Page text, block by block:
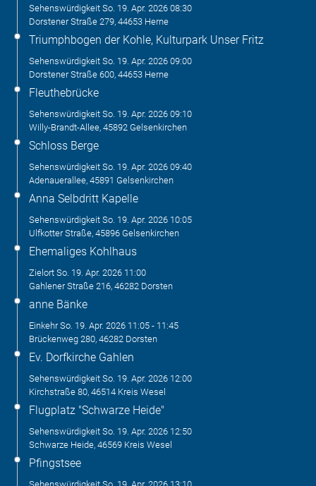
Sehenswürdigkeit So. 19. Apr. 2026 08:30
Dorstener Straße 279, 44653 Herne
Triumphbogen der Kohle, Kulturpark Unser Fritz
Sehenswürdigkeit So. 19. Apr. 2026 09:00
Dorstener Straße 600, 44653 Herne
Fleuthebrücke
Sehenswürdigkeit So. 19. Apr. 2026 09:10
Willy-Brandt-Allee, 45892 Gelsenkirchen
Schloss Berge
Sehenswürdigkeit So. 19. Apr. 2026 09:40
Adenauerallee, 45891 Gelsenkirchen
Anna Selbdritt Kapelle
Sehenswürdigkeit So. 19. Apr. 2026 10:05
Ulfkotter Straße, 45896 Gelsenkirchen
Ehemaliges Kohlhaus
Zielort So. 19. Apr. 2026 11:00
Gahlener Straße 216, 46282 Dorsten
anne Bänke
Einkehr So. 19. Apr. 2026 11:05 - 11:45
Brückenweg 280, 46282 Dorsten
Ev. Dorfkirche Gahlen
Sehenswürdigkeit So. 19. Apr. 2026 12:00
Kirchstraße 80, 46514 Kreis Wesel
Flugplatz "Schwarze Heide"
Sehenswürdigkeit So. 19. Apr. 2026 12:50
Schwarze Heide, 46569 Kreis Wesel
Pfingstsee